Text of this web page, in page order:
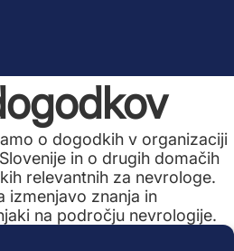
o dogodkih v organizaciji
in o drugih domačih
relevantnih za nevrologe.
izmenjavo znanja in
na področju nevrologije.